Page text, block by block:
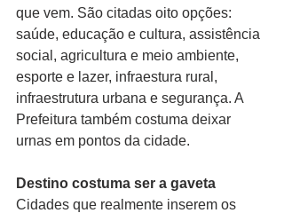
que vem. São citadas oito opções:
saúde, educação e cultura, assistência
social, agricultura e meio ambiente,
esporte e lazer, infraestura rural,
infraestrutura urbana e segurança. A
Prefeitura também costuma deixar
urnas em pontos da cidade.
Destino costuma ser a gaveta
Cidades que realmente inserem os